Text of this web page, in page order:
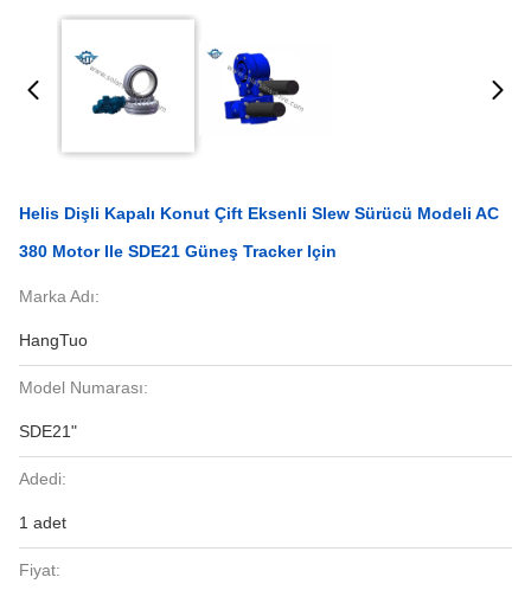
Helis Dişli Kapalı Konut Çift Eksenli Slew Sürücü Modeli AC
380 Motor Ile SDE21 Güneş Tracker Için
Marka Adı:
HangTuo
Model Numarası:
SDE21"
Adedi:
1 adet
Fiyat: